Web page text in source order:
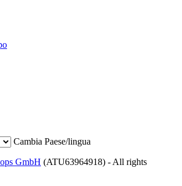
Cambia Paese/lingua
GmbH (ATU63964918) - All rights